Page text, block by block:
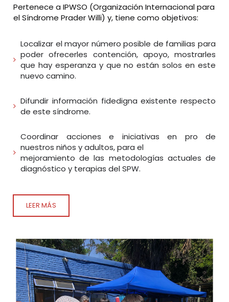
Pertenece a IPWSO (Organización Internacional para
el Síndrome Prader Willi) y, tiene como objetivos:
Localizar el mayor número posible de familias para
poder ofrecerles contención, apoyo, mostrarles
que hay esperanza y que no están solos en este
nuevo camino.
Difundir información fidedigna existente respecto
de este síndrome.
Coordinar acciones e iniciativas en pro de
nuestros niños y adultos, para el
mejoramiento de las metodologías actuales de
diagnóstico y terapias del SPW.
LEER MÁS